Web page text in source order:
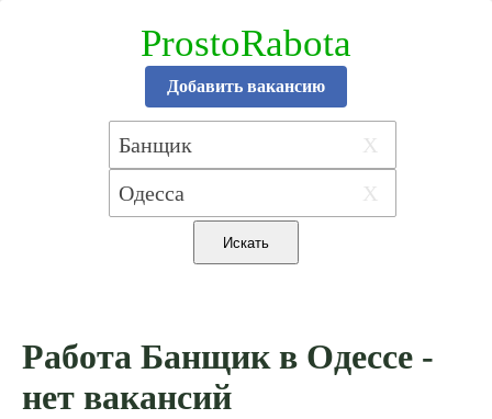
ProstoRabota
Добавить вакансию
X
X
Работа Банщик в Одессе -
нет вакансий